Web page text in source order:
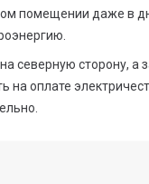
помещении даже в
северную сторону,
на оплате